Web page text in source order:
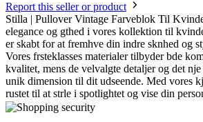
Report this seller or product
Stilla | Pullover Vintage Farveblok Til
elegance og gthed i vores kollektion til
er skabt for at fremhve din indre sknhed og
Vores frsteklasses materialer tilbyder bde
kvalitet, mens de velvalgte detaljer og det
unik dimension til dit udseende. Med vores
rustet til at strle i spotlightet og vise din